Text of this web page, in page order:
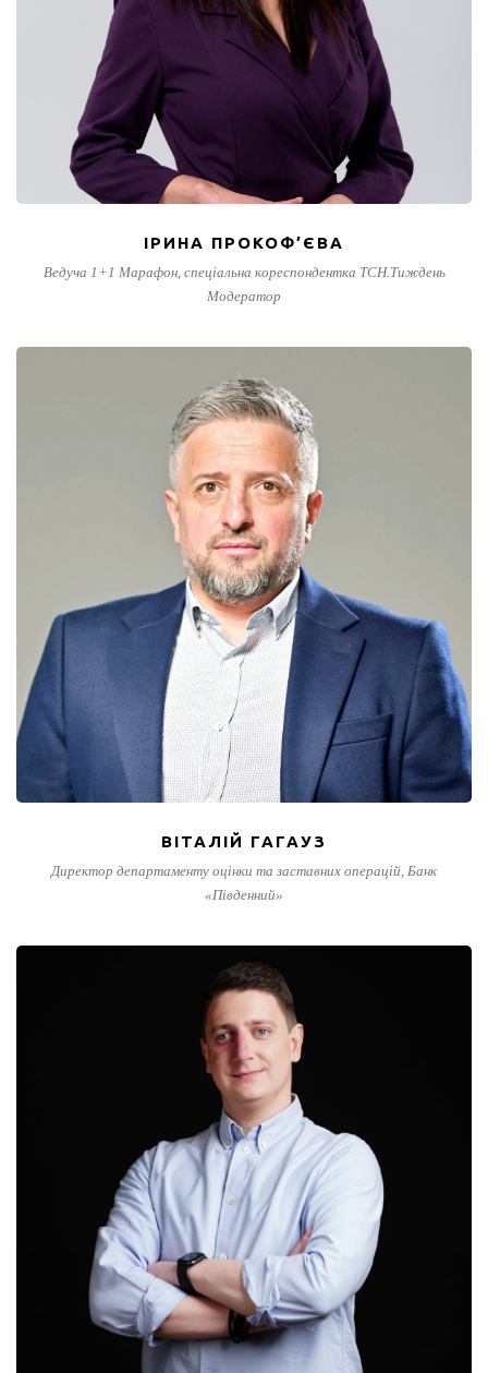
ІРИНА ПРОКОФ’ЄВА
Ведуча 1+1 Марафон, спеціальна кореспондентка ТСН.Тиждень
Модератор
ВІТАЛІЙ ГАГАУЗ
Директор департаменту оцінки та заставних операцій, Банк
«Південний»